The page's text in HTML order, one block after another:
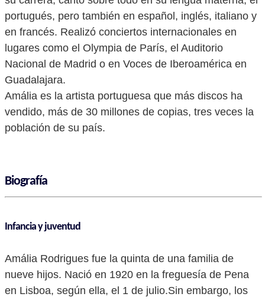
portugués, pero también en español, inglés, italiano y
en francés. Realizó conciertos internacionales en
lugares como el Olympia de París, el Auditorio
Nacional de Madrid o en Voces de Iberoamérica en
Guadalajara.
Amália es la artista portuguesa que más discos ha
vendido, más de 30 millones de copias, tres veces la
población de su país.
Biografía
Infancia y juventud
Amália Rodrigues fue la quinta de una familia de
nueve hijos. Nació en 1920 en la freguesía de Pena
en Lisboa, según ella, el 1 de julio.Sin embargo, los